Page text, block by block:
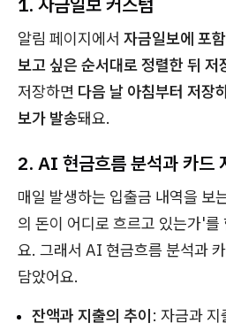
알림 페이지에서 자금일보에 포
보고 싶은 순서대로 정렬한 뒤 저
저장하면 다음 날 아침부터 저장
보가 발송돼요.
2. AI 현금흐름 분석과 카드
매일 발생하는 입출금 내역을 보
의 돈이 어디로 흐르고 있는가'를
요. 그래서 AI 현금흐름 분석과
담았어요.
잔액과 지출의 추이: 자금과 지